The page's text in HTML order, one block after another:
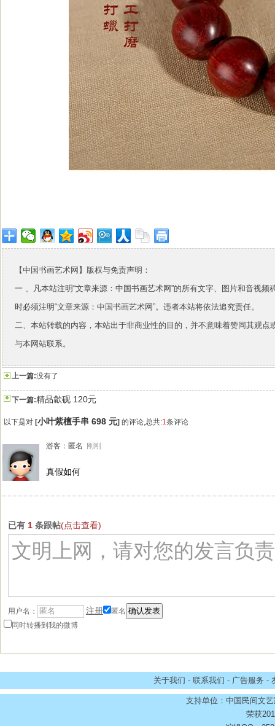
【中国书画艺术网】版权与免责声明：
一 、凡本站注明“文章来源：中国书画艺术网”的所有文字、图片和音视
时必须注明“文章来源：中国书画艺术网”。违者本站将依法追究责任。
二、本站转载的内容，本站出于非商业性的目的，并不意味着赞同其观
与本网站联系。
上一篇:没有了
下一篇:精品歙砚 120元
以下是对 [小叶紫檀手串 698 元] 的评论,总共:1条评论
游客：匿名 刚刚
真假如何
已有 1 条跟帖(点击查看)
用户名： 注册
匿名
同时转播到我的微博
关于我们 - 联系我们 - 广告服务 -
支持单位：中国民间文
荣获